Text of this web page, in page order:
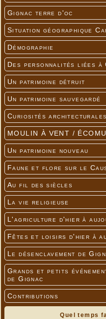
Gignac terre d'oc
Situation géographique
Démographie
Des personnalités liées à
Un patrimoine détruit
Un patrimoine sauvegardé
Curiosités architecturales
MOULIN À VENT /
Un patrimoine nouveau
Faune et flore sur le
Au fil des siècles
La vie religieuse
L'agriculture d'hier à
Fêtes et loisirs d'hier à
Le désenclavement de
Grands et petits
de Gignac
Contributions
Quel temps